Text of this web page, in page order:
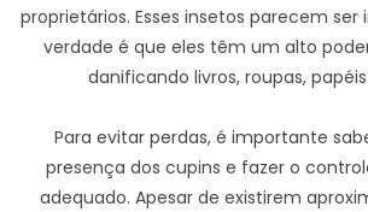
proprietários. Esses insetos parecem ser
verdade é que eles têm um alto
danificando livros, roupas,
Para evitar perdas, é importante
presença dos cupins e fazer o
adequado. Apesar de existirem